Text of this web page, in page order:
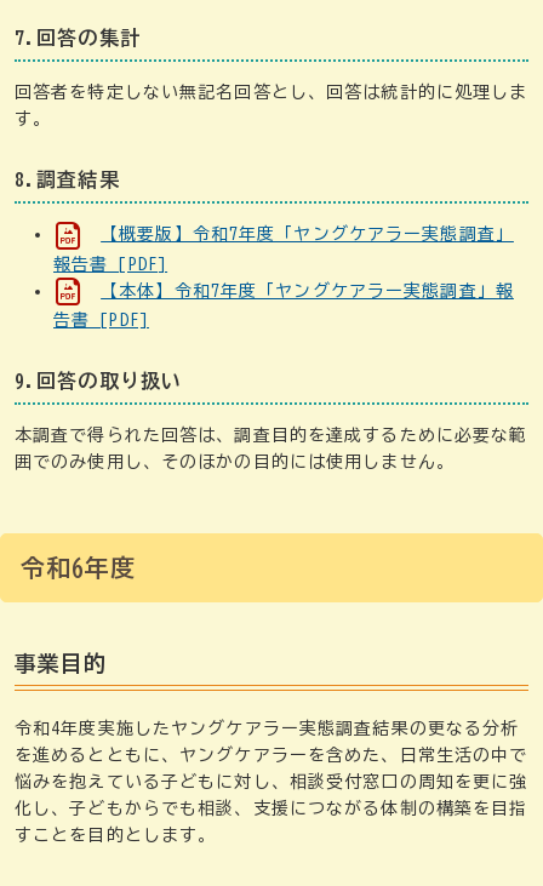
7.回答の集計
回答者を特定しない無記名回答とし、回答は統計的に処理しま
す。
8.調査結果
【概要版】令和7年度「ヤングケアラー実態調査」
報告書 [PDF]
【本体】令和7年度「ヤングケアラー実態調査」報
告書 [PDF]
9.回答の取り扱い
本調査で得られた回答は、調査目的を達成するために必要な範
囲でのみ使用し、そのほかの目的には使用しません。
令和6年度
事業目的
令和4年度実施したヤングケアラー実態調査結果の更なる分析
を進めるとともに、ヤングケアラーを含めた、日常生活の中で
悩みを抱えている子どもに対し、相談受付窓口の周知を更に強
化し、子どもからでも相談、支援につながる体制の構築を目指
すことを目的とします。